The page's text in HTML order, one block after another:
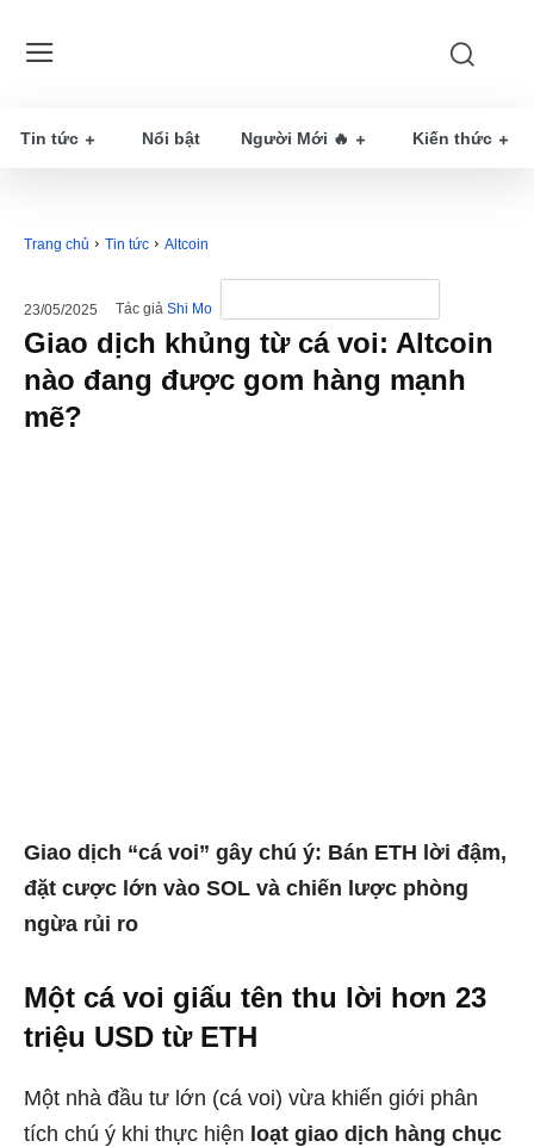
Tin tức Nổi bật Người Mới 🔥 Kiến thức
Trang chủ Tin tức Altcoin
23/05/2025 Tác giả Shi Mo
Giao dịch khủng từ cá voi: Altcoin
nào đang được gom hàng mạnh
mẽ?
Giao dịch “cá voi” gây chú ý: Bán ETH lời đậm,
đặt cược lớn vào SOL và chiến lược phòng
ngừa rủi ro
Một cá voi giấu tên thu lời hơn 23
triệu USD từ ETH
Một nhà đầu tư lớn (cá voi) vừa khiến giới phân
tích chú ý khi thực hiện loạt giao dịch hàng chục